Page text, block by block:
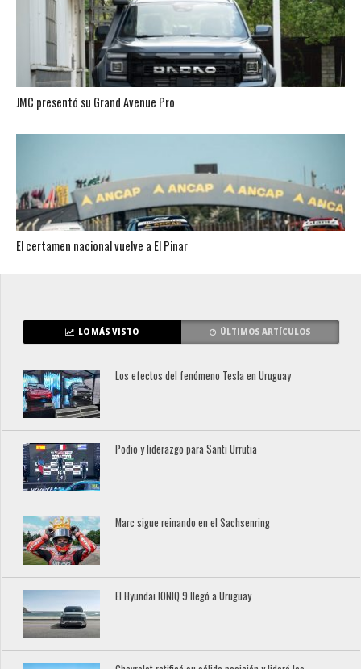
JMC presentó su Grand Avenue Pro
El certamen nacional vuelve a El Pinar
LO MÁS VISTO ÚLTIMOS ARTÍCULOS
Los efectos del fenómeno Tesla en Uruguay
Podio y liderazgo para Santi Urrutia
Marc sigue reinando en el Sachsenring
El Hyundai IONIQ 9 llegó a Uruguay